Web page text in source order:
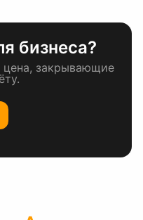
бизнеса?
цена, закрывающие